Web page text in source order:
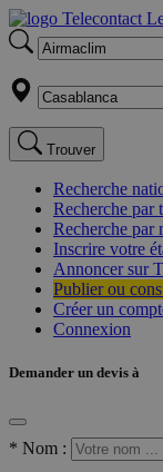
Trouver
Recherche
Recherche par
Recherche par
Inscrire votre
Annoncer sur
Publier ou
Créer un
Connexion
Demander un devis à
* Nom :